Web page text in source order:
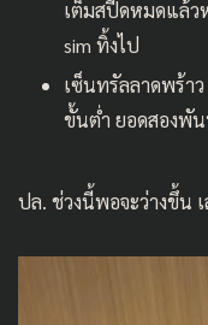
เต็มสปีดหมดแล้ว
sim ทิ้งไป
เซ็นทรัลลาดพร้า
ขั้นต่ำ ยอดสองพั
ปล. ช่วงนี้พอจะว่างขึ้น